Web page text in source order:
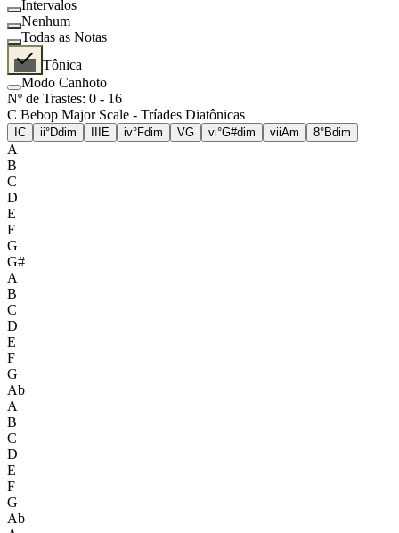
Intervalos
Nenhum
Todas as Notas
Tônica
Modo Canhoto
Nº de Trastes: 0 - 16
C Bebop Major Scale - Tríades Diatônicas
C ii°Ddim E iv°Fdim VG vi°G#dim viiAm 8°Bdim
A
B
C
D
E
F
G
G#
A
B
C
D
E
F
G
Ab
A
B
C
D
E
F
G
Ab